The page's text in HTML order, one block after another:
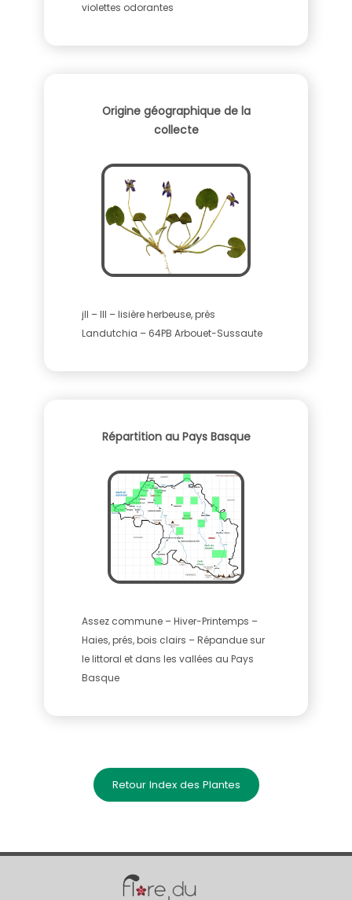
violettes odorantes
Origine géographique de la
collecte
jll – III – lisière herbeuse, près
Landutchia – 64PB Arbouet-Sussaute
Répartition au Pays Basque
Assez commune – Hiver-Printemps –
Haies, prés, bois clairs – Répandue sur
le littoral et dans les vallées au Pays
Basque
Retour Index des Plantes